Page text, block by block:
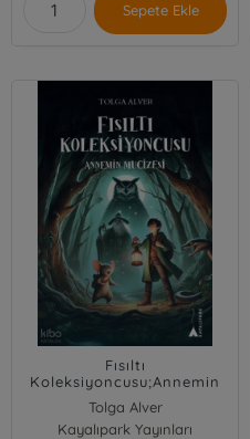
Sepete Ekle
Fısıltı
Koleksiyoncusu;Annemin
Mucizesi
Tolga Alver
Kayalıpark Yayınları